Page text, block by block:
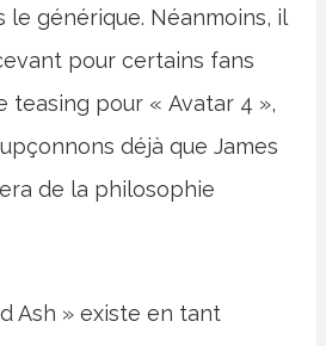
le générique. Néanmoins, il
pour certains fans
teasing pour « Avatar 4 »,
déjà que James
de la philosophie
Ash » existe en tant